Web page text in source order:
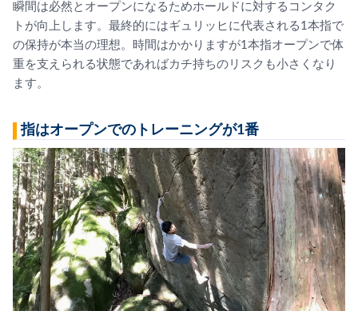
瞬間は必然とオープンになるためホールドに対するコンタク
トが向上します。最終的にはギュリッヒに代表される1本指で
の保持が本当の理想。時間はかかりますが1本指オープンで体
重を支えられる状態であればカチ持ちのリスクも小さくなり
ます。
指はオープンでのトレーニングが1番